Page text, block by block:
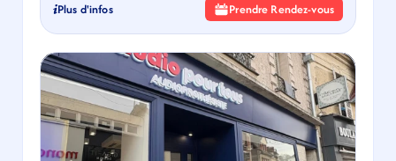
Plus d'infos Prendre Rendez-vous